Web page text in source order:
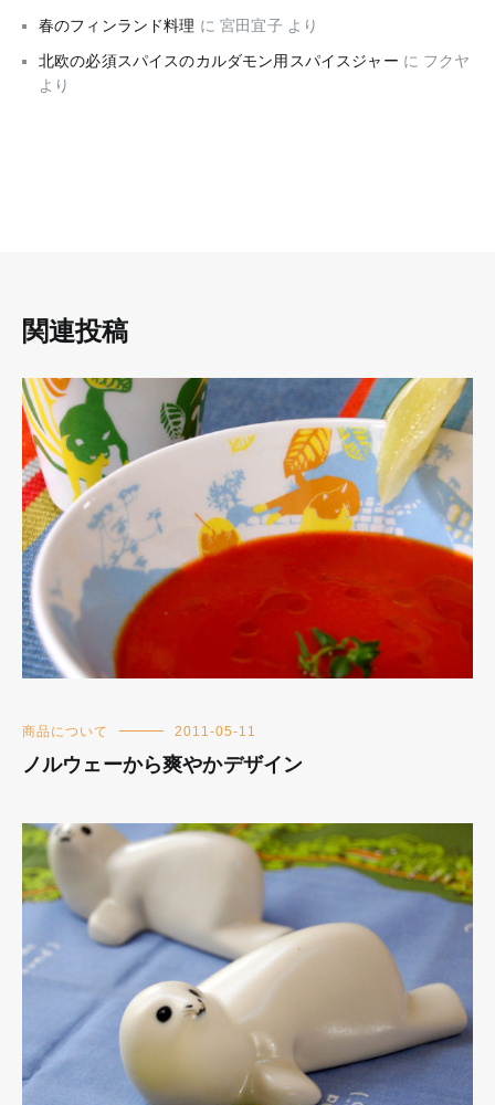
春のフィンランド料理 に宮田宜子 より
北欧の必須スパイスのカルダモン用スパイスジャー に フクヤ
より
関連投稿
商品について 2011-05-11
ノルウェーから爽やかデザイン